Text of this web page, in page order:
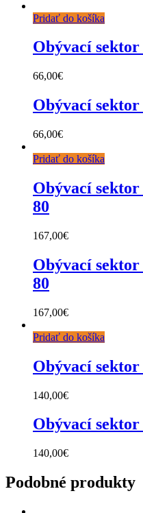
Pridať do košíka
Obývací
66,00€
Obývací
66,00€
Pridať do košíka
Obývací
80
167,00€
Obývací
80
167,00€
Pridať do košíka
Obývací
140,00€
Obývací
140,00€
Podobné produkty